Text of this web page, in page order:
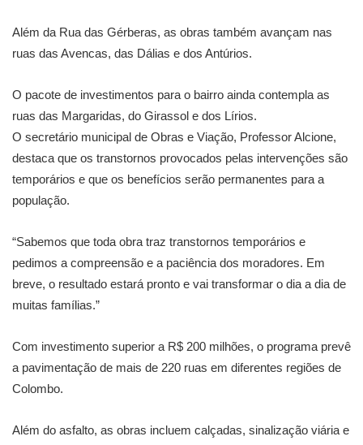
Além da Rua das Gérberas, as obras também avançam nas
ruas das Avencas, das Dálias e dos Antúrios.
O pacote de investimentos para o bairro ainda contempla as
ruas das Margaridas, do Girassol e dos Lírios.
O secretário municipal de Obras e Viação, Professor Alcione,
destaca que os transtornos provocados pelas intervenções são
temporários e que os benefícios serão permanentes para a
população.
“Sabemos que toda obra traz transtornos temporários e
pedimos a compreensão e a paciência dos moradores. Em
breve, o resultado estará pronto e vai transformar o dia a dia de
muitas famílias.”
Com investimento superior a R$ 200 milhões, o programa prevê
a pavimentação de mais de 220 ruas em diferentes regiões de
Colombo.
Além do asfalto, as obras incluem calçadas, sinalização viária e